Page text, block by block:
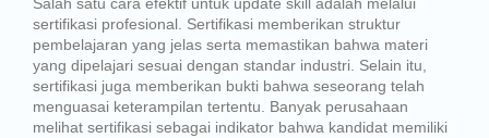
Salah satu cara efektif untuk update skill adalah melalui
sertifikasi profesional. Sertifikasi memberikan struktur
pembelajaran yang jelas serta memastikan bahwa materi
yang dipelajari sesuai dengan standar industri. Selain itu,
sertifikasi juga memberikan bukti bahwa seseorang telah
menguasai keterampilan tertentu. Banyak perusahaan
melihat sertifikasi sebagai indikator bahwa kandidat memiliki